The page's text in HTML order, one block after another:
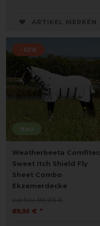
ARTIKEL MERKEN
Neu
-10%
Weatherbeeta Comfitec
Sweet Itch Shield Fly
Sheet Combo
Ekzemerdecke
vorher 99,95 €
89,95 € *